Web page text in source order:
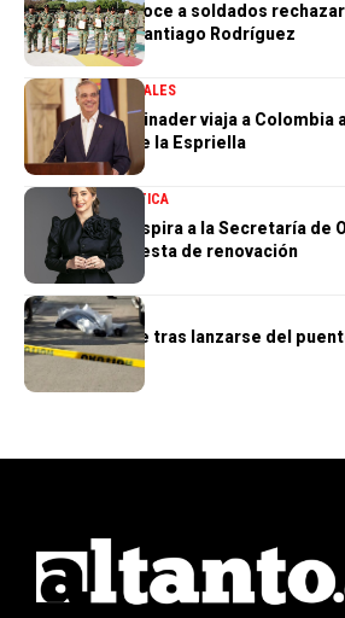
Ejército reconoce a soldados
operativo en Santiago Rodríguez
GOBIERNONACIONALES
Presidente Abinader viaja a Colombia
de Abelardo de la Espriella
NACIONALES POLÍTICA
Gloria Reyes aspira a la Secretaría de
con una propuesta de renovación
NACIONALES
Hombre muere tras lanzarse del